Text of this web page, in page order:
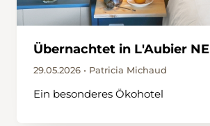
Übernachtet in L'Aubier NE
29.05.2026 • Patricia Michaud
Ein besonderes Ökohotel